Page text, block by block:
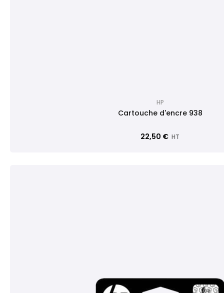
HP
Cartouche d'encre 938
22,50 € HT